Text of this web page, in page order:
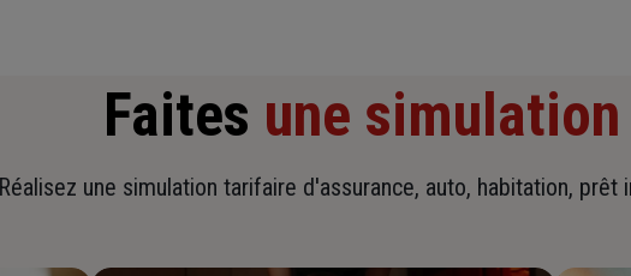
Faites une simulation
Réalisez une simulation tarifaire d'assurance, auto, habitation, prêt